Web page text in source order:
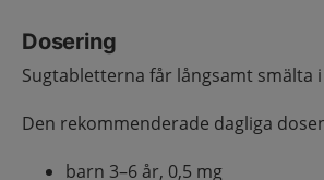
Dosering
Sugtabletterna får långsamt smälta
Den rekommenderade dagliga
barn 3–6 år, 0,5 mg